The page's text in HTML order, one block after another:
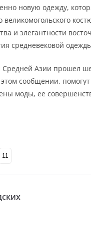
новую одежду,
великомогольского
и элегантности
средневековой
Азии прошел
сообщении, помогут
моды, ее
11